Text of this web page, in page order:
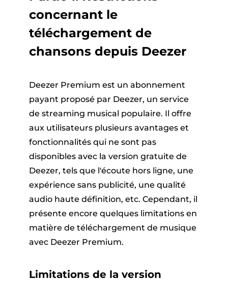
concernant le
téléchargement de
chansons depuis Deezer
Deezer Premium est un abonnement
payant proposé par Deezer, un service
de streaming musical populaire. Il offre
aux utilisateurs plusieurs avantages et
fonctionnalités qui ne sont pas
disponibles avec la version gratuite de
Deezer, tels que l'écoute hors ligne, une
expérience sans publicité, une qualité
audio haute définition, etc. Cependant, il
présente encore quelques limitations en
matière de téléchargement de musique
avec Deezer Premium.
Limitations de la version